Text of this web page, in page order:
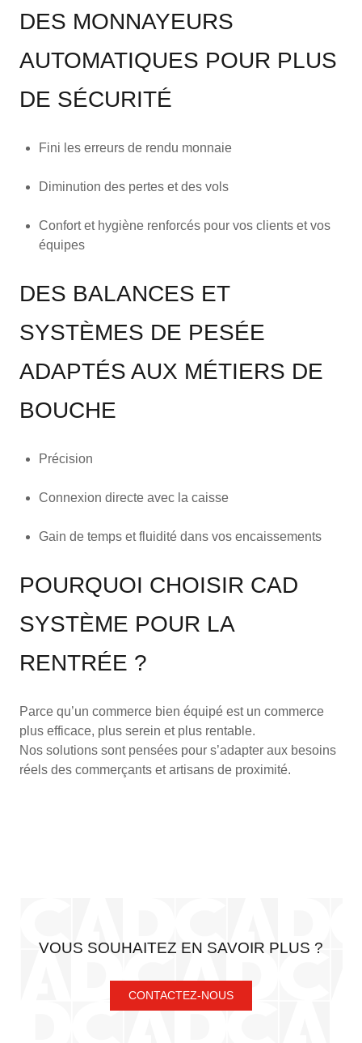
DES MONNAYEURS
AUTOMATIQUES POUR PLUS
DE SÉCURITÉ
Fini les erreurs de rendu monnaie
Diminution des pertes et des vols
Confort et hygiène renforcés pour vos clients et vos
équipes
DES BALANCES ET
SYSTÈMES DE PESÉE
ADAPTÉS AUX MÉTIERS DE
BOUCHE
Précision
Connexion directe avec la caisse
Gain de temps et fluidité dans vos encaissements
POURQUOI CHOISIR CAD
SYSTÈME POUR LA
RENTRÉE ?
Parce qu’un commerce bien équipé est un commerce
plus efficace, plus serein et plus rentable.
Nos solutions sont pensées pour s’adapter aux besoins
réels des commerçants et artisans de proximité.
VOUS SOUHAITEZ EN SAVOIR PLUS ?
CONTACTEZ-NOUS